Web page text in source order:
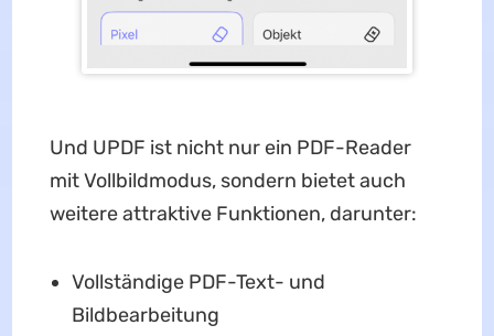
Und UPDF ist nicht nur ein PDF-Reader
mit Vollbildmodus, sondern bietet auch
weitere attraktive Funktionen, darunter:
Vollständige PDF-Text- und
Bildbearbeitung